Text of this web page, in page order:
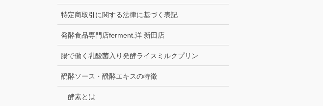
特定商取引に関する法律に基づく表記
発酵食品専門店ferment.洋 新田店
腸で働く乳酸菌入り発酵ライスミルクプリン
醗酵ソース・醗酵エキスの特徴
酵素とは